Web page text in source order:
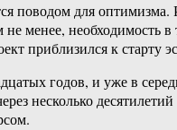
для оптимизма.
менее, необходимость
приблизился к старту
годов, и уже в
несколько